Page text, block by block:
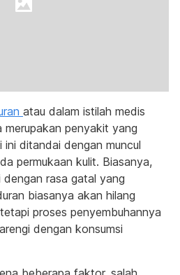
atau dalam istilah medis
penyakit yang
ini ditandai dengan muncul
permukaan kulit. Biasanya,
rasa gatal yang
biasanya akan hilang
proses penyembuhannya
dengan konsumsi